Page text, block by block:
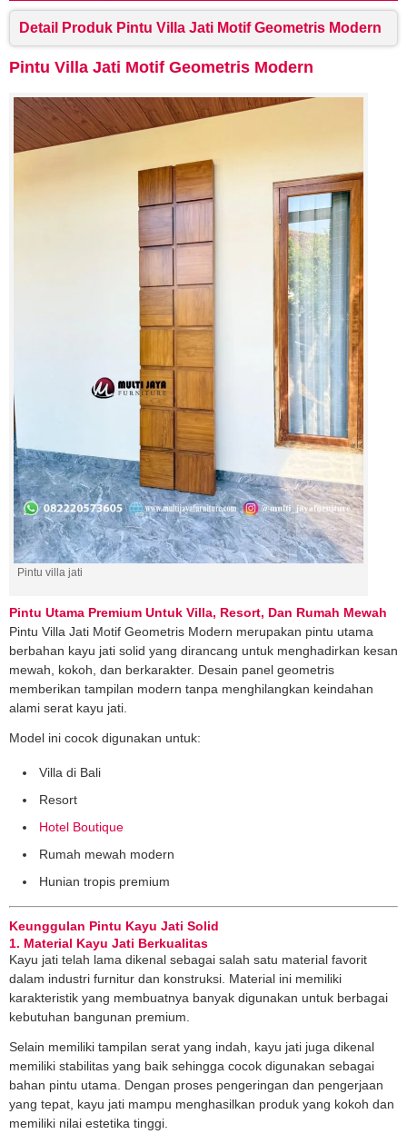
Detail Produk Pintu Villa Jati Motif Geometris Modern
Pintu Villa Jati Motif Geometris Modern
Pintu villa jati
Pintu Utama Premium Untuk Villa, Resort, Dan Rumah Mewah
Pintu Villa Jati Motif Geometris Modern merupakan pintu utama
berbahan kayu jati solid yang dirancang untuk menghadirkan kesan
mewah, kokoh, dan berkarakter. Desain panel geometris
memberikan tampilan modern tanpa menghilangkan keindahan
alami serat kayu jati.
Model ini cocok digunakan untuk:
Villa di Bali
Resort
Hotel Boutique
Rumah mewah modern
Hunian tropis premium
Keunggulan Pintu Kayu Jati Solid
1. Material Kayu Jati Berkualitas
Kayu jati telah lama dikenal sebagai salah satu material favorit
dalam industri furnitur dan konstruksi. Material ini memiliki
karakteristik yang membuatnya banyak digunakan untuk berbagai
kebutuhan bangunan premium.
Selain memiliki tampilan serat yang indah, kayu jati juga dikenal
memiliki stabilitas yang baik sehingga cocok digunakan sebagai
bahan pintu utama. Dengan proses pengeringan dan pengerjaan
yang tepat, kayu jati mampu menghasilkan produk yang kokoh dan
memiliki nilai estetika tinggi.